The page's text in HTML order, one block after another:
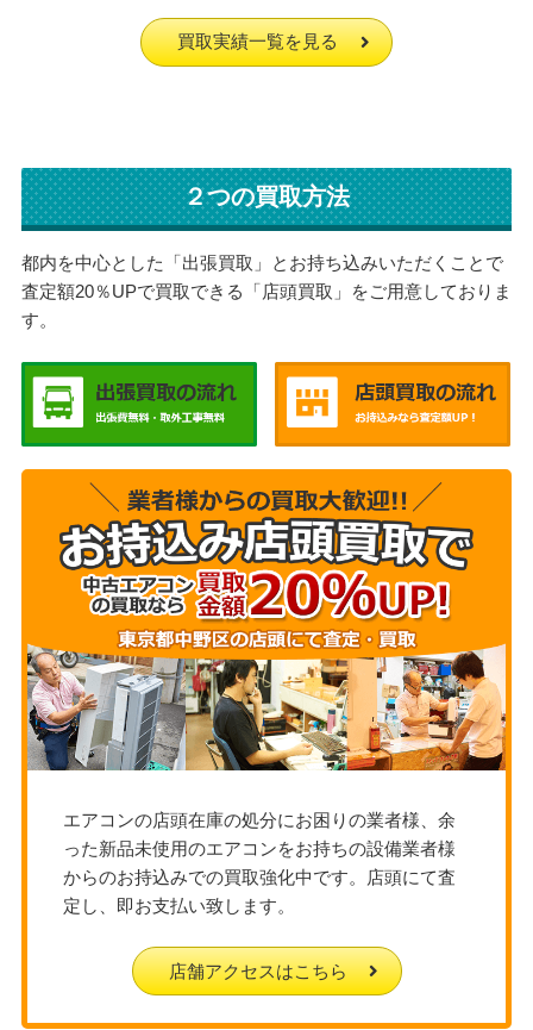
買取実績一覧を見る
２つの買取方法
都内を中心とした「出張買取」とお持ち込みいただくことで
査定額20％UPで買取できる「店頭買取」をご用意しておりま
す。
エアコンの店頭在庫の処分にお困りの業者様、余
った新品未使用のエアコンをお持ちの設備業者様
からのお持込みでの買取強化中です。店頭にて査
定し、即お支払い致します。
店舗アクセスはこちら